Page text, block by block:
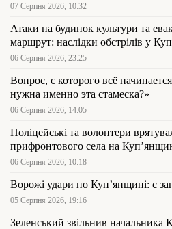
07 Серпня 2026, 10:32
Атаки на будинок культури та
маршрут: наслідки обстрілів у
06 Серпня 2026, 23:25
Вопрос, с которого всё
нужна именно эта стамеска?»
06 Серпня 2026, 14:05
Поліцейські та волонтери
прифронтового села на
06 Серпня 2026, 10:18
Ворожі удари по Куп’янщині: є
05 Серпня 2026, 19:16
Зеленський звільнив начальника